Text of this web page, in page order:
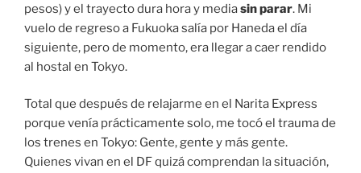
pesos) y el trayecto dura hora y mediasin parar. Mi
vuelo de regreso a Fukuoka salía por Haneda el día
siguiente, pero de momento, era llegar a caer rendido
al hostal en Tokyo.
Total que después de relajarme en el Narita Express
porque venía prácticamente solo, me tocó el trauma de
los trenes en Tokyo: Gente, gente y más gente.
Quienes vivan en el DF quizá comprendan la situación,